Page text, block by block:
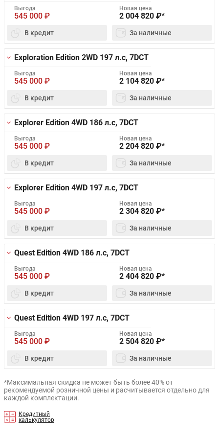
Выгода
545 000 ₽
Новая цена
2 004 820 ₽*
В кредит За наличные
Exploration Edition 2WD 197 л.с, 7DCT
Выгода
545 000 ₽
Новая цена
2 104 820 ₽*
В кредит За наличные
Explorer Edition 4WD 186 л.с, 7DCT
Выгода
545 000 ₽
Новая цена
2 204 820 ₽*
В кредит За наличные
Explorer Edition 4WD 197 л.с, 7DCT
Выгода
545 000 ₽
Новая цена
2 304 820 ₽*
В кредит За наличные
Quest Edition 4WD 186 л.с, 7DCT
Выгода
545 000 ₽
Новая цена
2 404 820 ₽*
В кредит За наличные
Quest Edition 4WD 197 л.с, 7DCT
Выгода
545 000 ₽
Новая цена
2 504 820 ₽*
В кредит За наличные
*Максимальная скидка не может быть более 40% от
рекомендуемой розничной цены и расчитывается отдельно для
каждой комплектации.
Кредитный
калькулятор